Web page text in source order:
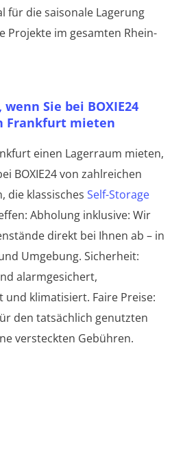
für die saisonale Lagerung
Projekte im gesamten Rhein-
Sie bei BOXIE24
Frankfurt mieten
einen Lagerraum mieten,
BOXIE24 von zahlreichen
die klassisches Self-Storage
Wir
direkt bei Ihnen ab – in
Sicherheit:
alarmgesichert,
Faire Preise:
den tatsächlich genutzten
versteckten Gebühren.